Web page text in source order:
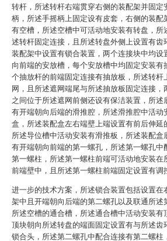
转杆，所述转杆右端贯穿右侧的装配架并固定
柄，所述手摇柄上固定设有皮套，右侧的装配
有空槽，所述空槽中可活动地安装有转盘，所
述转杆固定连接，且所述转盘外侧上设置有齿
装配架中设置有锁合装置，两个连接块中均设
向前端的安放槽，每个安放槽中均固定安装有
个抽放杆的前端固定连接有抽放板，所述转杆
网，且所述遮网端尾与所述抽放板固定连接，
之间位于所述遮网前侧还设有保洁装置，所述
有开端朝向后端的滑推腔，所述滑推腔中活动
盒，所述装配盒左右端壁上端设置有前后伸延
所述导位槽中活动安装有滑推板，所述装配盒
有开端朝向前端的第一螺孔，所述第一螺孔中
第一螺柱，所述第一螺柱前端可活动地安装在
前端壁中，且所述第一螺柱前端固定设置有调
进一步的技术方案，所述锁合装置包括设置在
架中且开端朝向后端的第二螺孔以及联通所述
所述空槽的通合槽，所述通合槽中活动安装有
顶块朝向所述转盘的端面固定设置有与所述齿
锁合头，所述第二螺孔中配合连接有第二螺柱